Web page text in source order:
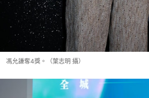
馮允謙奪4獎。（葉志明 攝）